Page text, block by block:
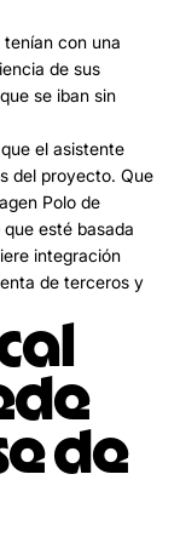
con una
de sus
se iban sin
el asistente
del proyecto. Que
Polo de
esté basada
integración
de terceros y
de